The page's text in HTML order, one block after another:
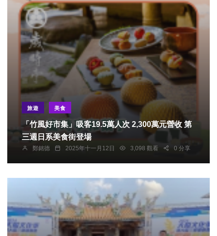
旅遊 美食
「竹風好市集」吸客19.5萬人次 2,300萬元營收 第
三週日系美食街登場
鄭銘德 2025年十一月12日 3,098 觀看 0 分享